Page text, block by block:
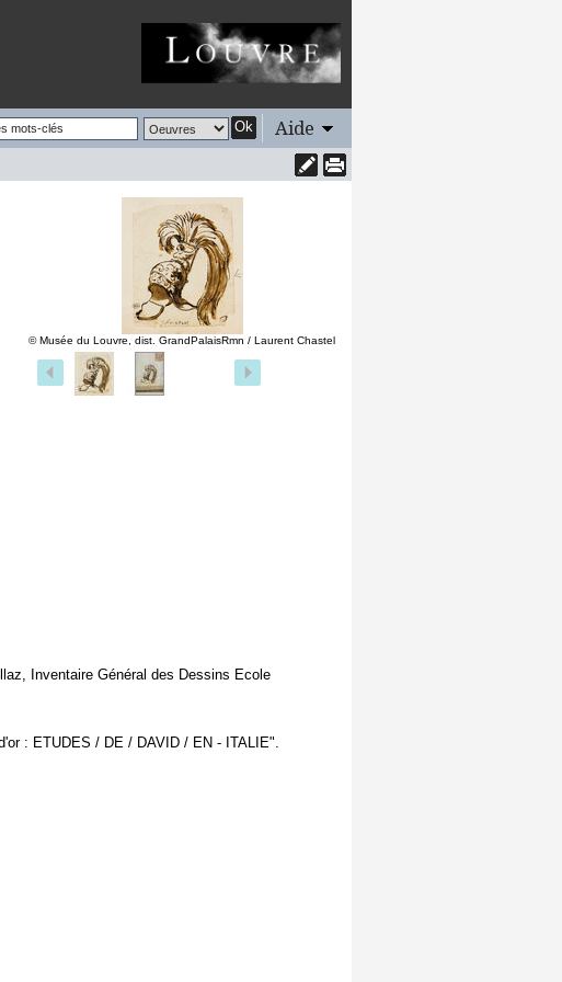
Ok Aide
© Musée du Louvre, dist. GrandPalaisRmn / Laurent Chastel
Inventaire Général des Dessins Ecole
: ETUDES / DE / DAVID / EN - ITALIE".